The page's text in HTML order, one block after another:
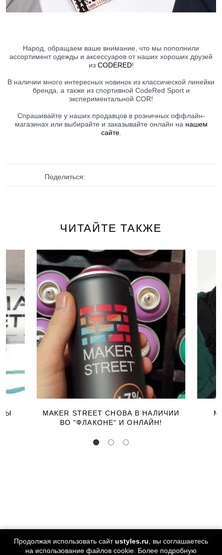
Народ, обращаем ваше внимание, что мы пополнили
ассортимент одежды и аксессуаров от наших хороших друзей
из CODERED!
В наличии много интересных новинок из классической линейки
бренда, а также из спортивной CodeRed Sport и
экспериментальной COR!
Спрашивайте у наших продавцов в розничных оффлайн-
магазинах или выбирайте и заказывайте онлайн на нашем
сайте.
Поделиться:
ЧИТАЙТЕ ТАКЖЕ
MAKER STREET СНОВА В НАЛИЧИИ
ВО "ФЛАКОНЕ" И ОНЛАЙН!
Продолжая использовать сайтustyles.ru , вы соглашаетесь
на использование файлов cookie. Более подробную